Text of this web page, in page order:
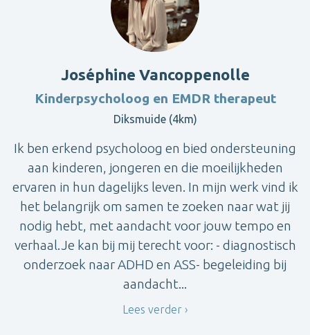
Joséphine Vancoppenolle
Kinderpsycholoog en EMDR therapeut
Diksmuide (4km)
Ik ben erkend psycholoog en bied ondersteuning
aan kinderen, jongeren en die moeilijkheden
ervaren in hun dagelijks leven. In mijn werk vind ik
het belangrijk om samen te zoeken naar wat jij
nodig hebt, met aandacht voor jouw tempo en
verhaal.Je kan bij mij terecht voor: - diagnostisch
onderzoek naar ADHD en ASS- begeleiding bij
aandacht...
Lees verder